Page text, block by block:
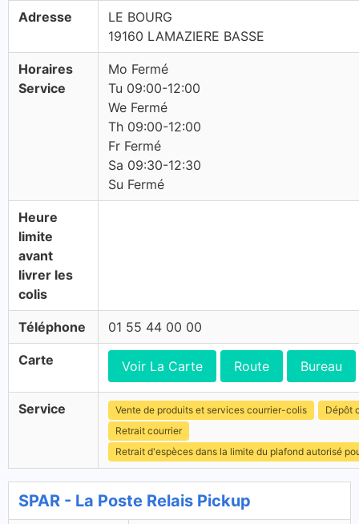
Adresse
LE BOURG
19160 LAMAZIERE BASSE
Horaires
Service
Mo Fermé
Tu 09:00-12:00
We Fermé
Th 09:00-12:00
Fr Fermé
Sa 09:30-12:30
Su Fermé
Heure
limite
avant
livrer les
colis
Téléphone 01 55 44 00 00
Carte Voir La Carte Route Bureau
Service Vente de produits et services courrier-colis
Dépôt
Retrait courrier
Retrait d'espèces dans la limite du plafond autorisé
SPAR - La Poste Relais Pickup